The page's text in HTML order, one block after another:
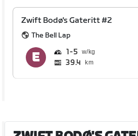
Zwift Bodø's Gateritt #2
The Bell Lap
1 5
39.4 km